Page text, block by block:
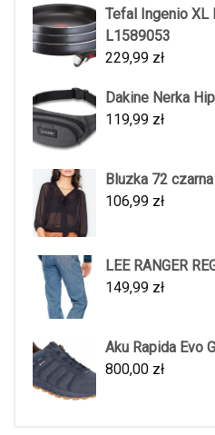
Tefal Ingenio XL
L1589053
229,99 zł
Dakine Nerka
119,99 zł
Bluzka 72
106,99 zł
LEE RANGER
149,99 zł
Aku Rapida Evo
800,00 zł